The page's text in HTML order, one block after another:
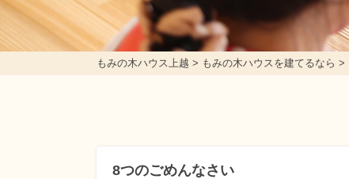
もみの木ハウス上越 > もみの木ハウスを建てるなら >
8つのごめんなさい